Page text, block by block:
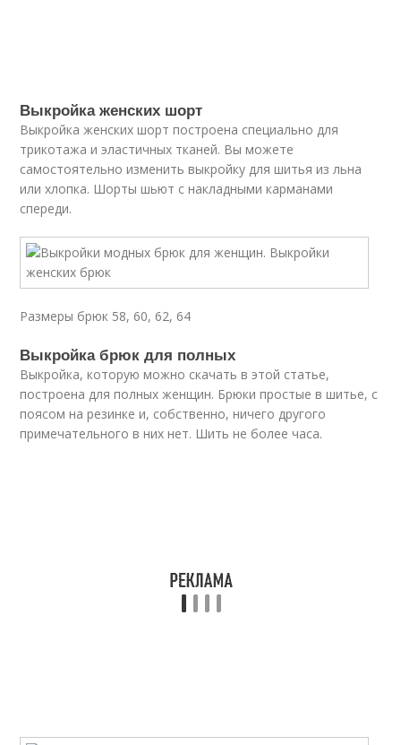
Выкройка женских шорт
Выкройка женских шорт построена специально для
трикотажа и эластичных тканей. Вы можете
самостоятельно изменить выкройку для шитья из льна
или хлопка. Шорты шьют с накладными карманами
спереди.
Размеры брюк 58, 60, 62, 64
Выкройка брюк для полных
Выкройка, которую можно скачать в этой статье,
построена для полных женщин. Брюки простые в шитье, с
поясом на резинке и, собственно, ничего другого
примечательного в них нет. Шить не более часа.